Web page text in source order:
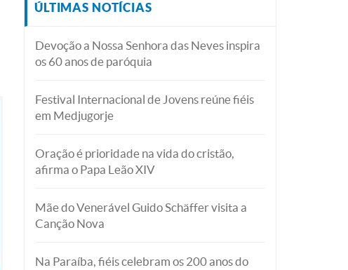
ÚLTIMAS NOTÍCIAS
Devoção a Nossa Senhora das Neves inspira
os 60 anos de paróquia
Festival Internacional de Jovens reúne fiéis
em Medjugorje
Oração é prioridade na vida do cristão,
afirma o Papa Leão XIV
Mãe do Venerável Guido Schäffer visita a
Canção Nova
Na Paraíba, fiéis celebram os 200 anos do